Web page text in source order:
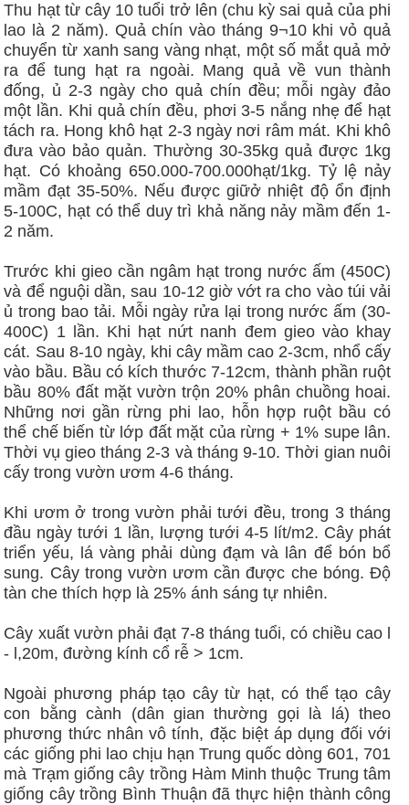
Thu hạt từ cây 10 tuổi trở lên (chu kỳ sai quả của phi
lao là 2 năm). Quả chín vào tháng 9¬10 khi vỏ quả
chuyển từ xanh sang vàng nhạt, một số mắt quả mở
ra để tung hạt ra ngoài. Mang quả về vun thành
đống, ủ 2-3 ngày cho quả chín đều; mỗi ngày đảo
một lần. Khi quả chín đều, phơi 3-5 nắng nhẹ để hạt
tách ra. Hong khô hạt 2-3 ngày nơi râm mát. Khi khô
đưa vào bảo quản. Thường 30-35kg quả được 1kg
hạt. Có khoảng 650.000-700.000hạt/1kg. Tỷ lệ nảy
mầm đạt 35-50%. Nếu được giữở nhiệt độ ổn định
5-100C, hạt có thể duy trì khả năng nảy mầm đến 1-
2 năm.
Trước khi gieo cần ngâm hạt trong nước ấm (450C)
và để nguội dần, sau 10-12 giờ vớt ra cho vào túi vải
ủ trong bao tải. Mỗi ngày rửa lại trong nước ấm (30-
400C) 1 lần. Khi hạt nứt nanh đem gieo vào khay
cát. Sau 8-10 ngày, khi cây mầm cao 2-3cm, nhổ cấy
vào bầu. Bầu có kích thước 7-12cm, thành phần ruột
bầu 80% đất mặt vườn trộn 20% phân chuồng hoai.
Những nơi gần rừng phi lao, hỗn hợp ruột bầu có
thể chế biến từ lớp đất mặt của rừng + 1% supe lân.
Thời vụ gieo tháng 2-3 và tháng 9-10. Thời gian nuôi
cấy trong vườn ươm 4-6 tháng.
Khi ươm ở trong vườn phải tưới đều, trong 3 tháng
đầu ngày tưới 1 lần, lượng tưới 4-5 lít/m2. Cây phát
triển yếu, lá vàng phải dùng đạm và lân để bón bổ
sung. Cây trong vườn ươm cần được che bóng. Độ
tàn che thích hợp là 25% ánh sáng tự nhiên.
Cây xuất vườn phải đạt 7-8 tháng tuổi, có chiều cao l
- l,20m, đường kính cổ rễ > 1cm.
Ngoài phương pháp tạo cây từ hạt, có thể tạo cây
con bằng cành (dân gian thường gọi là lá) theo
phương thức nhân vô tính, đặc biệt áp dụng đối với
các giống phi lao chịu hạn Trung quốc dòng 601, 701
mà Trạm giống cây trồng Hàm Minh thuộc Trung tâm
giống cây trồng Bình Thuận đã thực hiện thành công